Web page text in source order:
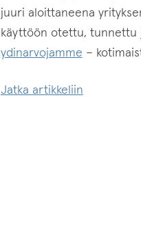
juuri aloittaneena
käyttöön otettu, tunnettu
ydinarvojamme –
Jatka artikkeliinPuodille